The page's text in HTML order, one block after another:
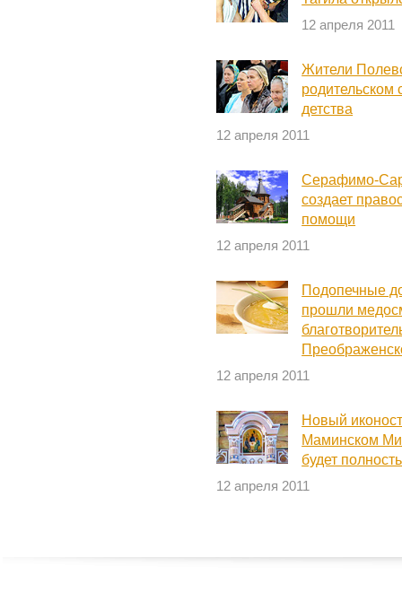
12 апреля 2011
Жители
родительском
детства
12 апреля 2011
Серафимо-
создает
помощи
12 апреля 2011
Подопечные
прошли
12 апреля 2011
Новый
Маминском
будет
12 апреля 2011